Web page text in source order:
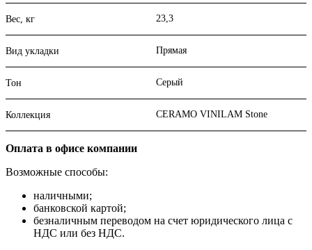
Вес, кг 23,3
Вид укладки Прямая
Тон Серый
Коллекция CERAMO VINILAM Stone
Оплата в офисе компании
Возможные способы:
наличными;
банковской картой;
безналичным переводом на счет юридического лица с
НДС или без НДС.